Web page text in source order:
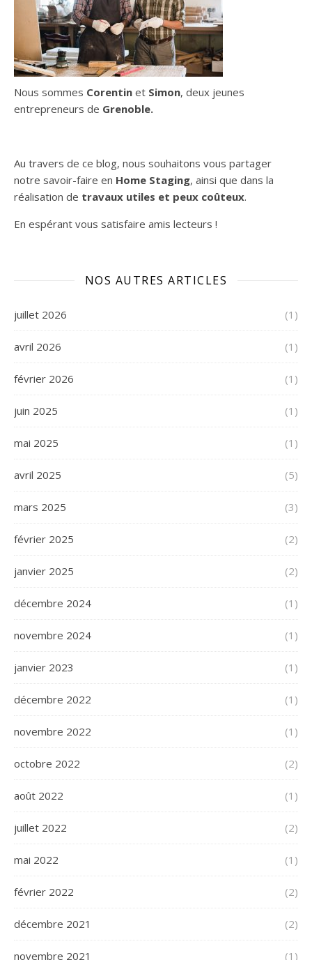
Nous sommes Corentin et Simon, deux jeunes
entrepreneurs de Grenoble.
Au travers de ce blog, nous souhaitons vous partager
notre savoir-faire en Home Staging, ainsi que dans la
réalisation de travaux utiles et peux coûteux.
En espérant vous satisfaire amis lecteurs !
NOS AUTRES ARTICLES
juillet 2026 (1)
avril 2026 (1)
février 2026 (1)
juin 2025 (1)
mai 2025 (1)
avril 2025 (5)
mars 2025 (3)
février 2025 (2)
janvier 2025 (2)
décembre 2024 (1)
novembre 2024 (1)
janvier 2023 (1)
décembre 2022 (1)
novembre 2022 (1)
octobre 2022 (2)
août 2022 (1)
juillet 2022 (2)
mai 2022 (1)
février 2022 (2)
décembre 2021 (2)
novembre 2021 (1)